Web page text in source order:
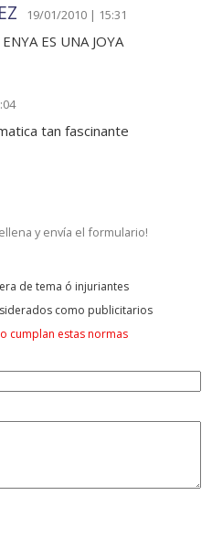
19/01/2010 | 15:31
ES UNA JOYA
tan fascinante
y envía el formulario!
de tema ó injuriantes
como publicitarios
cumplan estas normas